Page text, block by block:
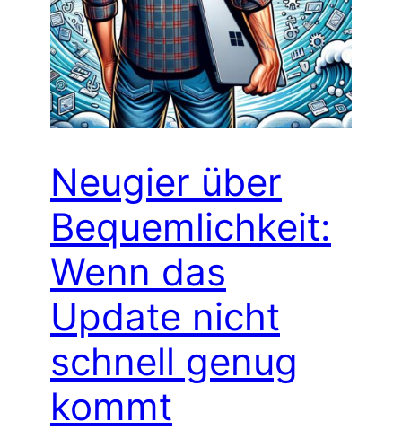
Neugier über
Bequemlichkeit:
Wenn das
Update nicht
schnell genug
kommt